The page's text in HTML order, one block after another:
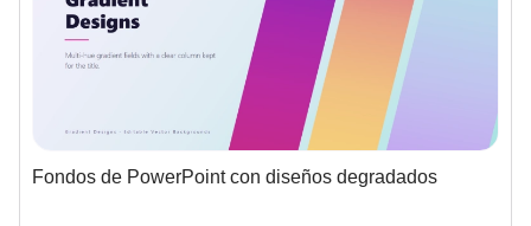
Fondos de PowerPoint con diseños degradados